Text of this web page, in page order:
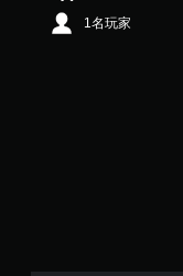
分
5
1名玩家